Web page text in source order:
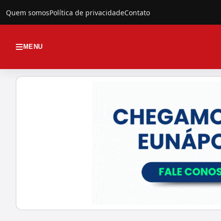
Quem somosPolítica de privacidadeContato
MENU